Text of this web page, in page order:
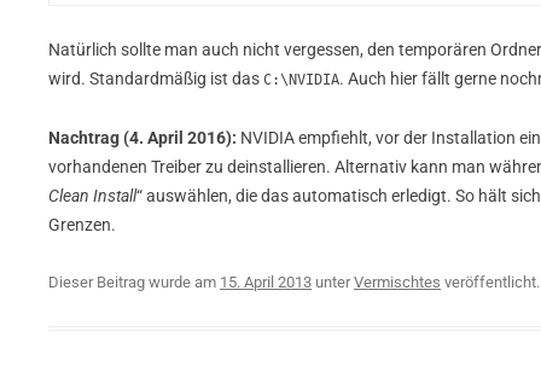
Natürlich sollte man auch nicht vergessen, den temporären
wird. Standardmäßig ist das C:\NVIDIA. Auch hier fällt gerne
Nachtrag (4. April 2016): NVIDIA empfiehlt, vor der Installation
vorhandenen Treiber zu deinstallieren. Alternativ kann man
Clean Install“ auswählen, die das automatisch erledigt. So hält
Grenzen.
Dieser Beitrag wurde am 15. April 2013 unterVermischtes veröffentlicht.